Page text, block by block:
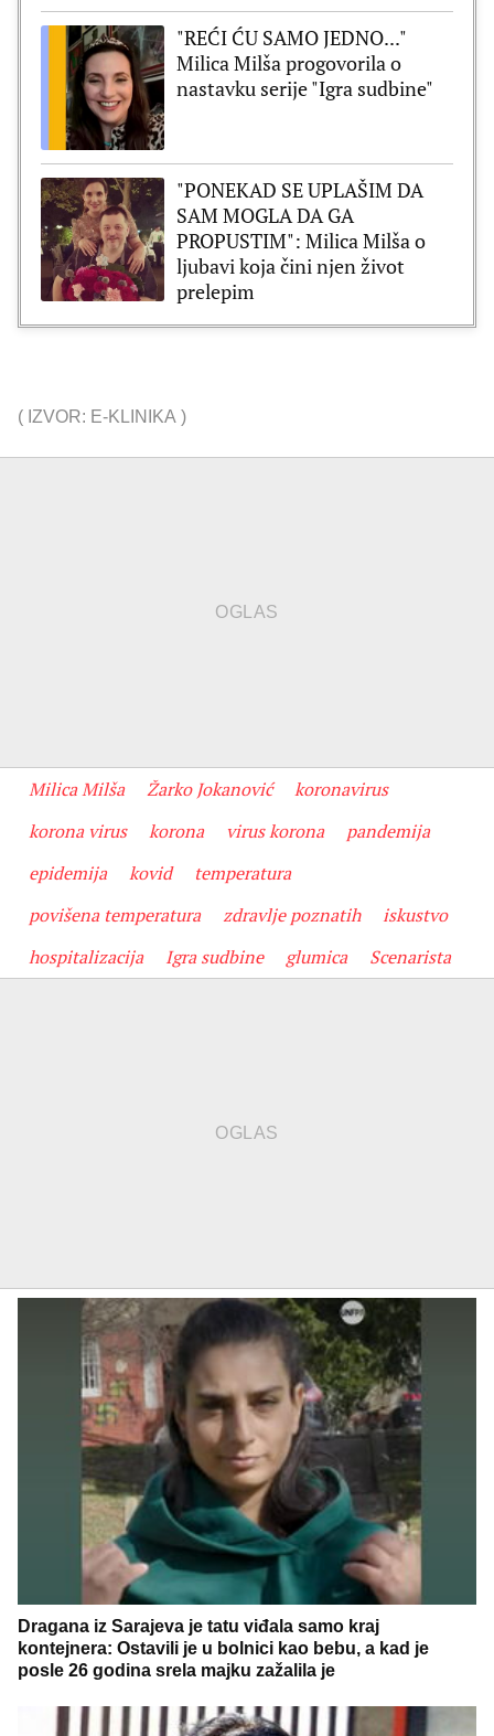
"REĆI ĆU SAMO JEDNO..."
Milica Milša progovorila o
nastavku serije "Igra sudbine"
"PONEKAD SE UPLAŠIM DA
SAM MOGLA DA GA
PROPUSTIM": Milica Milša o
ljubavi koja čini njen život
prelepim
( IZVOR: E-KLINIKA )
Milica Milša Žarko Jokanović
koronavirus
korona virus
korona virus korona
pandemija
epidemija
kovid
temperatura
povišena temperatura
zdravlje poznatih
iskustvo
hospitalizacija
Igra sudbine glumica Scenarista
Dragana iz Sarajeva je tatu viđala samo kraj
kontejnera: Ostavili je u bolnici kao bebu, a kad je
posle 26 godina srela majku zažalila je